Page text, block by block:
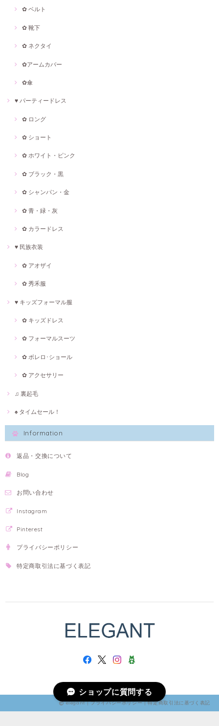
✿ ベルト
✿ 靴下
✿ ネクタイ
✿アームカバー
✿傘
♥ パーティードレス
✿ ロング
✿ ショート
✿ ホワイト・ピンク
✿ ブラック・黒
✿ シャンパン・金
✿ 青・緑・灰
✿ カラードレス
♥ 民族衣装
✿ アオザイ
✿ 秀禾服
♥ キッズフォーマル服
✿ キッズドレス
✿ フォーマルスーツ
✿ ボレロ･ショール
✿ アクセサリー
♫ 裏起毛
♠ タイムセール！
Information
返品・交換について
Blog
お問い合わせ
Instagram
Pinterest
プライバシーポリシー
特定商取引法に基づく表記
elegant |プライバシーポリシー|特定商取引法に基づく表記
ショップに質問する